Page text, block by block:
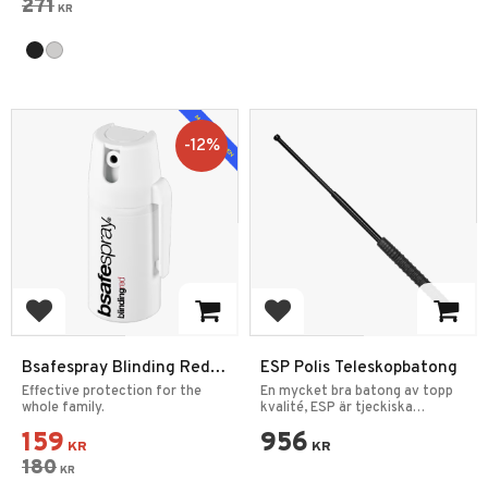
271 KR
Add to favorites
Bsafespray Blinding Red
4m License free
Effective protection for the
whole family.
159 KR
180 KR
12%
Add to favorites
ESP Polis Teleskopbatong
En mycket bra batong av topp
kvalité, ESP är tjeckiska
956 KR